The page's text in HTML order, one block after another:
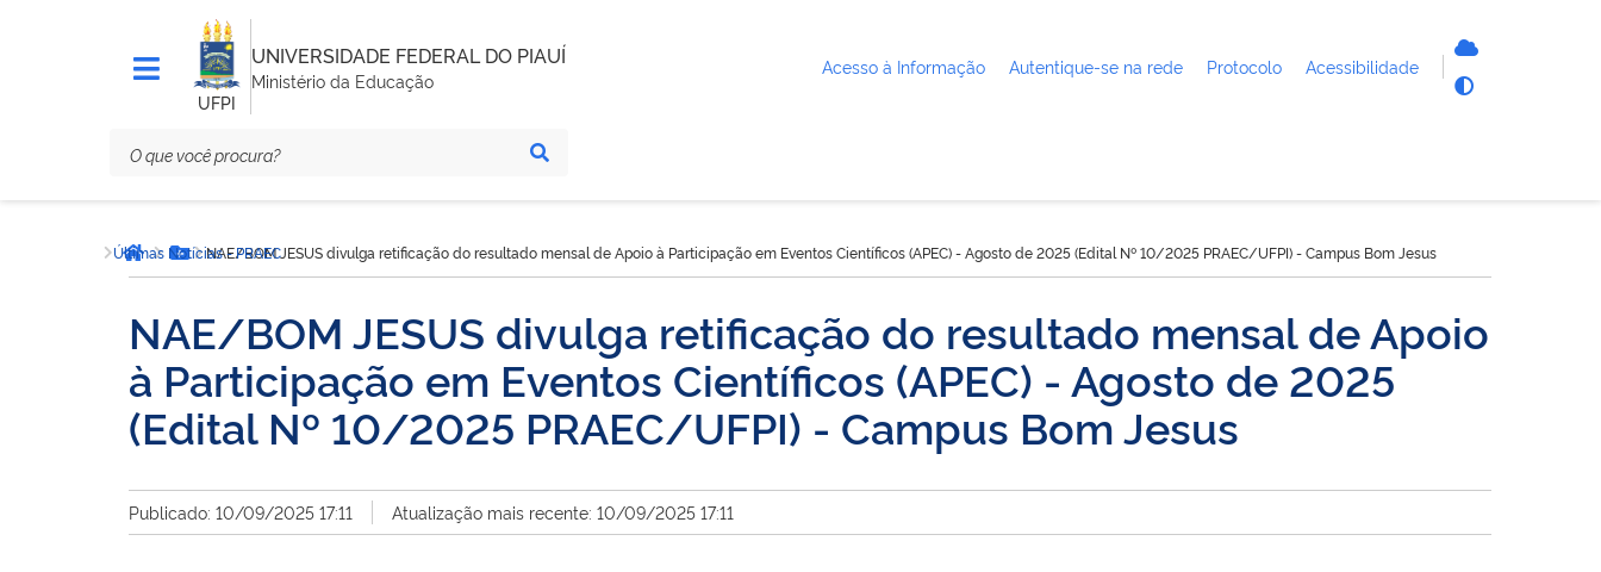
UFPI
UNIVERSIDADE FEDERAL DO PIAUÍ
Ministério da Educação
Acesso à Informação Autentique-se na rede Protocolo Acessibilidade
está
aqui:Página inicial
Botão Menu
Últimas Notícias - PRAECNAE/BOM JESUS divulga retificação do resultado mensal de Apoio à Participação em Eventos Científicos (APEC) - Agosto de 2025 (Edital Nº 10/2025 PRAEC/UFPI) - Campus Bom Jesus
NAE/BOM JESUS divulga retificação do resultado mensal de Apoio
à Participação em Eventos Científicos (APEC) - Agosto de 2025
(Edital Nº 10/2025 PRAEC/UFPI) - Campus Bom Jesus
Publicado: 10/09/2025 17:11 Atualização mais recente: 10/09/2025 17:11